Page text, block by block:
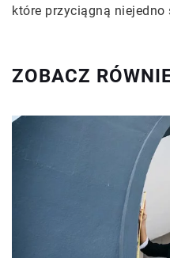
które przyciągną niejedno
ZOBACZ